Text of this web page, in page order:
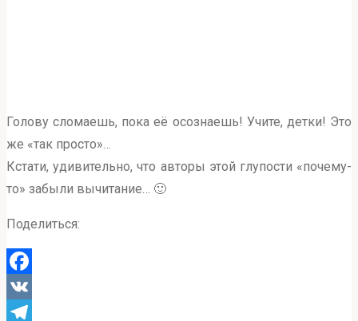
Голову сломаешь, пока её осознаешь! Учите, детки! Это
же «так просто»…
Кстати, удивительно, что авторы этой глупости «почему-
то» забыли вычитание… 🙂
Поделиться:
Facebook
VK